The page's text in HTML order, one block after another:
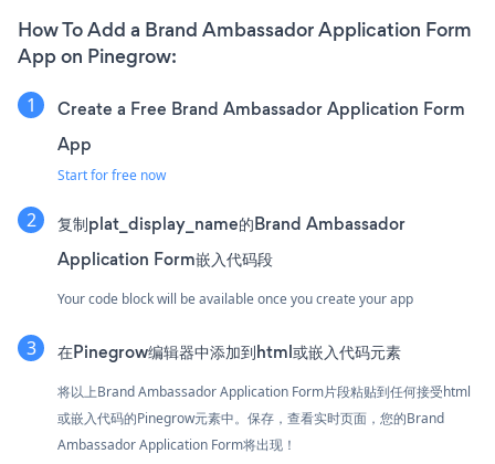
How To Add a Brand Ambassador Application Form
App on Pinegrow:
Create a Free Brand Ambassador Application Form
App
Start for free now
复制plat_display_name的Brand Ambassador
Application Form嵌入代码段
Your code block will be available once you create your app
在Pinegrow编辑器中添加到html或嵌入代码元素
将以上Brand Ambassador Application Form片段粘贴到任何接受html
或嵌入代码的Pinegrow元素中。保存，查看实时页面，您的Brand
Ambassador Application Form将出现！